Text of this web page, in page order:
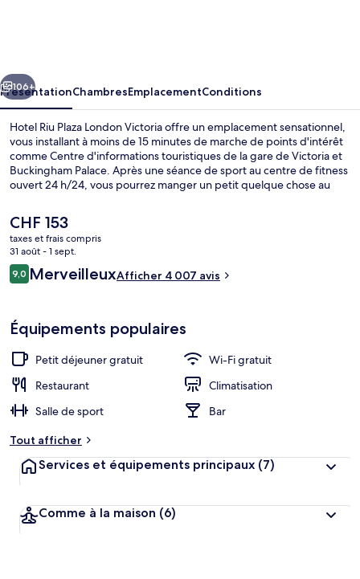
Victoria
Suivant
106+
PrésentationChambresEmplacementConditions
Hotel Riu Plaza London Victoria offre un emplacement sensationnel,
vous installant à moins de 15 minutes de marche de points d'intérêt
comme Centre d'informations touristiques de la gare de Victoria et
Buckingham Palace. Après une séance de sport au centre de fitness
ouvert 24 h/24, vous pourrez manger un petit quelque chose au
moins de 5 minutes en voiture, vous trouverez aussi des sites
comme Hyde Park et Big Ben. Les autres voyageurs ne tarissent pas
d'éloges en ce qui concerne le personnel attentionné et le petit
déjeuner. L'hébergement se situe à une très courte distance à pied
des transports publics : Station de métro Victoria se trouve à 2 min
et Station de métro St. James's Park, à 12 min.
Le
prix
actuel
est
de
CHF 153
taxes et frais compris
31 août - 1 sept.
Avis
voyageurs
9,09,0 sur 10
MerveilleuxAfficher 4 007 avis
Équipements populaires
Petit déjeuner gratuit
Wi-Fi gratuit
Restaurant
Climatisation
Salle de sport
Bar
Tout afficher
Services et équipements principaux (7)
Comme à la maison (6)